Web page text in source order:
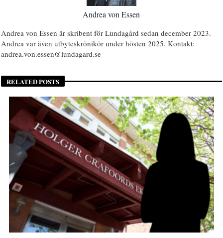
Andrea von Essen
Andrea von Essen är skribent för Lundagård sedan december 2023.
Andrea var även utbyteskrönikör under hösten 2025. Kontakt:
andrea.von.essen@lundagard.se
RELATED POSTS